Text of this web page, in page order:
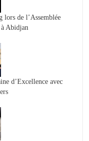
lors de l’Assemblée
Abidjan
d’Excellence avec